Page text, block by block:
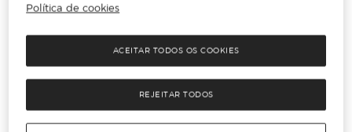
Política de cookies
REJEITAR TODOS
ACEITAR TODOS OS COOKIES